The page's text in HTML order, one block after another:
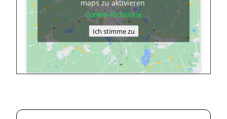
maps zu aktivieren
Cookie-Richtlinie
Ich stimme zu